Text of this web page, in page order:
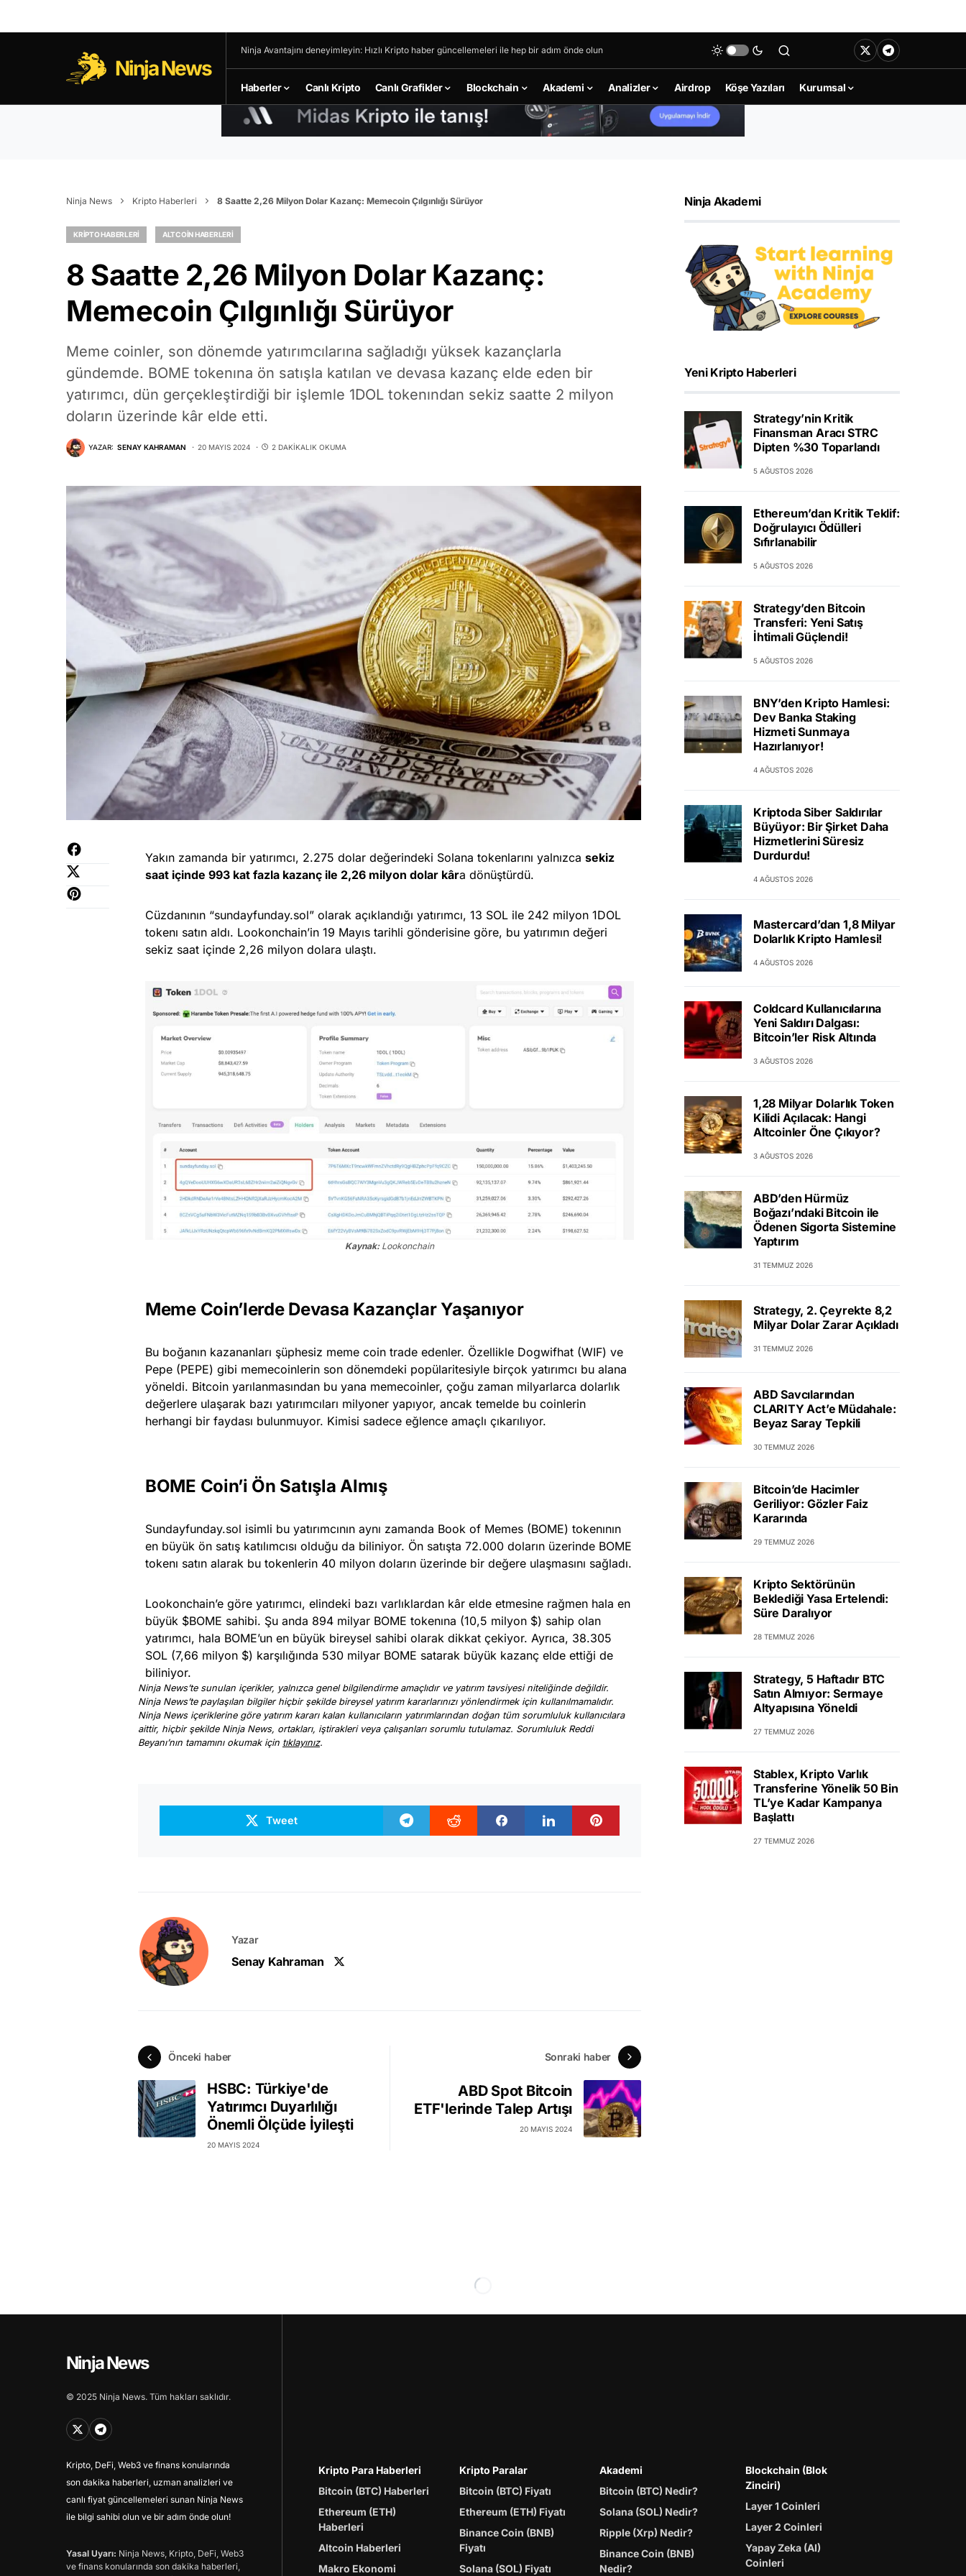
Ninja News
Ninja Avantajını deneyimleyin: Hızlı Kripto haber güncellemeleri ile hep bir adım önde olun
Haberler Canlı Kripto Canlı Grafikler Blockchain Akademi Analizler Airdrop Köşe Yazıları Kurumsal
Ninja News Kripto Haberleri 8 Saatte 2,26 Milyon Dolar Kazanç: Memecoin Çılgınlığı Sürüyor
KRIPTO HABERLERI ALTCOIN HABERLERI
8 Saatte 2,26 Milyon Dolar Kazanç:
Memecoin Çılgınlığı Sürüyor
Meme coinler, son dönemde yatırımcılarına sağladığı yüksek kazançlarla
gündemde. BOME tokenına ön satışla katılan ve devasa kazanç elde eden bir
yatırımcı, dün gerçekleştirdiği bir işlemle 1DOL tokenından sekiz saatte 2 milyon
doların üzerinde kâr elde etti.
YAZAR: SENAY KAHRAMAN 20 MAYIS 2024 2 DAKIKALIK OKUMA
Yakın zamanda bir yatırımcı, 2.275 dolar değerindeki Solana tokenlarını yalnızca sekiz
saat içinde 993 kat fazla kazanç ile 2,26 milyon dolar kâra dönüştürdü.
Cüzdanının “sundayfunday.sol” olarak açıklandığı yatırımcı, 13 SOL ile 242 milyon 1DOL
tokenı satın aldı. Lookonchain’in 19 Mayıs tarihli gönderisine göre, bu yatırımın değeri
sekiz saat içinde 2,26 milyon dolara ulaştı.
Kaynak:Lookonchain
Meme Coin’lerde Devasa Kazançlar Yaşanıyor
Bu boğanın kazananları şüphesiz meme coin trade edenler. Özellikle Dogwifhat (WIF) ve
Pepe (PEPE) gibi memecoinlerin son dönemdeki popülaritesiyle birçok yatırımcı bu alana
yöneldi. Bitcoin yarılanmasından bu yana memecoinler, çoğu zaman milyarlarca dolarlık
değerlere ulaşarak bazı yatırımcıları milyoner yapıyor, ancak temelde bu coinlerin
herhangi bir faydası bulunmuyor. Kimisi sadece eğlence amaçlı çıkarılıyor.
BOME Coin’i Ön Satışla Almış
Sundayfunday.sol isimli bu yatırımcının aynı zamanda Book of Memes (BOME) tokenının
en büyük ön satış katılımcısı olduğu da biliniyor. Ön satışta 72.000 doların üzerinde BOME
tokenı satın alarak bu tokenlerin 40 milyon doların üzerinde bir değere ulaşmasını sağladı.
Lookonchain’e göre yatırımcı, elindeki bazı varlıklardan kâr elde etmesine rağmen hala en
büyük $BOME sahibi. Şu anda 894 milyar BOME tokenına (10,5 milyon $) sahip olan
yatırımcı, hala BOME’un en büyük bireysel sahibi olarak dikkat çekiyor. Ayrıca, 38.305
SOL (7,66 milyon $) karşılığında 530 milyar BOME satarak büyük kazanç elde ettiği de
biliniyor.
Ninja News’te sunulan içerikler, yalnızca genel bilgilendirme amaçlıdır ve yatırım tavsiyesi niteliğinde değildir.
Ninja News’te paylaşılan bilgiler hiçbir şekilde bireysel yatırım kararlarınızı yönlendirmek için kullanılmamalıdır.
Ninja News içeriklerine göre yatırım kararı kalan kullanıcıların yatırımlarından doğan tüm sorumluluk kullanıcılara
aittir, hiçbir şekilde Ninja News, ortakları, iştirakleri veya çalışanları sorumlu tutulamaz. Sorumluluk Reddi
Beyanı’nın tamamını okumak için tıklayınız.
Tweet
Yazar
Senay Kahraman
Önceki haber
HSBC: Türkiye'de
Yatırımcı Duyarlılığı
Önemli Ölçüde İyileşti
20 MAYIS 2024
Sonraki haber
ABD Spot Bitcoin
ETF'lerinde Talep Artışı
20 MAYIS 2024
Ninja Akademi
Yeni Kripto Haberleri
Strategy’nin Kritik
Finansman Aracı STRC
Dipten %30 Toparlandı
5 AĞUSTOS 2026
Ethereum’dan Kritik Teklif:
Doğrulayıcı Ödülleri
Sıfırlanabilir
5 AĞUSTOS 2026
Strategy’den Bitcoin
Transferi: Yeni Satış
İhtimali Güçlendi!
5 AĞUSTOS 2026
BNY’den Kripto Hamlesi:
Dev Banka Staking
Hizmeti Sunmaya
Hazırlanıyor!
4 AĞUSTOS 2026
Kriptoda Siber Saldırılar
Büyüyor: Bir Şirket Daha
Hizmetlerini Süresiz
Durdurdu!
4 AĞUSTOS 2026
Mastercard’dan 1,8 Milyar
Dolarlık Kripto Hamlesi!
4 AĞUSTOS 2026
Coldcard Kullanıcılarına
Yeni Saldırı Dalgası:
Bitcoin’ler Risk Altında
3 AĞUSTOS 2026
1,28 Milyar Dolarlık Token
Kilidi Açılacak: Hangi
Altcoinler Öne Çıkıyor?
3 AĞUSTOS 2026
ABD’den Hürmüz
Boğazı’ndaki Bitcoin ile
Ödenen Sigorta Sistemine
Yaptırım
31 TEMMUZ 2026
Strategy, 2. Çeyrekte 8,2
Milyar Dolar Zarar Açıkladı
31 TEMMUZ 2026
ABD Savcılarından
CLARITY Act’e Müdahale:
Beyaz Saray Tepkili
30 TEMMUZ 2026
Bitcoin’de Hacimler
Geriliyor: Gözler Faiz
Kararında
29 TEMMUZ 2026
Kripto Sektörünün
Beklediği Yasa Ertelendi:
Süre Daralıyor
28 TEMMUZ 2026
Strategy, 5 Haftadır BTC
Satın Almıyor: Sermaye
Altyapısına Yöneldi
27 TEMMUZ 2026
Stablex, Kripto Varlık
Transferine Yönelik 50 Bin
TL’ye Kadar Kampanya
Başlattı
27 TEMMUZ 2026
Ninja News
© 2025 Ninja News. Tüm hakları saklıdır.
Kripto, DeFi, Web3 ve finans konularında
son dakika haberleri, uzman analizleri ve
canlı fiyat güncellemeleri sunan Ninja News
ile bilgi sahibi olun ve bir adım önde olun!
Yasal Uyarı: Ninja News, Kripto, DeFi, Web3
ve finans konularında son dakika haberleri,
Kripto Para Haberleri
Bitcoin (BTC) Haberleri
Ethereum (ETH)
Haberleri
Altcoin Haberleri
Makro Ekonomi
Kripto Paralar
Bitcoin (BTC) Fiyatı
Ethereum (ETH) Fiyatı
Binance Coin (BNB)
Fiyatı
Solana (SOL) Fiyatı
Akademi
Bitcoin (BTC) Nedir?
Solana (SOL) Nedir?
Ripple (Xrp) Nedir?
Binance Coin (BNB)
Nedir?
Blockchain (Blok
Zinciri)
Layer 1 Coinleri
Layer 2 Coinleri
Yapay Zeka (AI)
Coinleri